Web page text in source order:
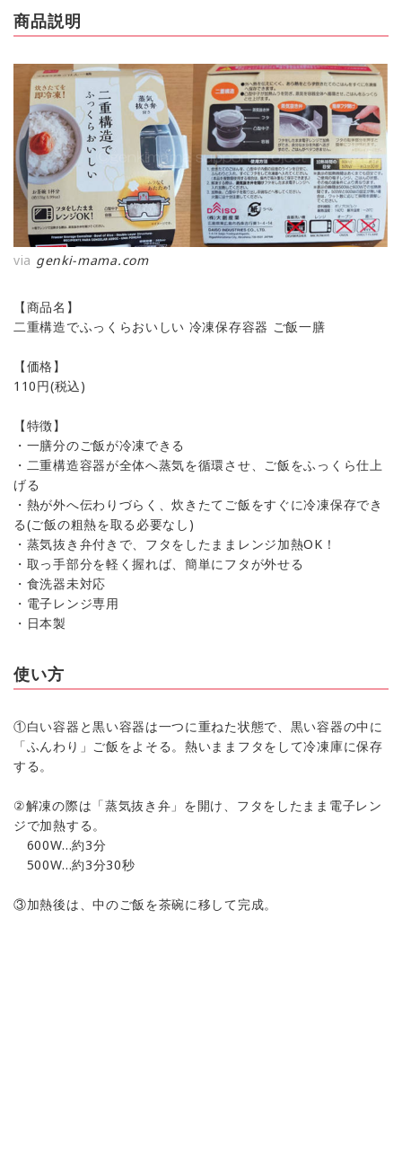
商品説明
via genki-mama.com
【商品名】
二重構造でふっくらおいしい 冷凍保存容器 ご飯一膳
【価格】
110円(税込)
【特徴】
・一膳分のご飯が冷凍できる
・二重構造容器が全体へ蒸気を循環させ、ご飯をふっくら仕上
げる
・熱が外へ伝わりづらく、炊きたてご飯をすぐに冷凍保存でき
る(ご飯の粗熱を取る必要なし)
・蒸気抜き弁付きで、フタをしたままレンジ加熱OK！
・取っ手部分を軽く握れば、簡単にフタが外せる
・食洗器未対応
・電子レンジ専用
・日本製
使い方
①白い容器と黒い容器は一つに重ねた状態で、黒い容器の中に
「ふんわり」ご飯をよそる。熱いままフタをして冷凍庫に保存
する。
②解凍の際は「蒸気抜き弁」を開け、フタをしたまま電子レン
ジで加熱する。
600W…約3分
500W…約3分30秒
③加熱後は、中のご飯を茶碗に移して完成。